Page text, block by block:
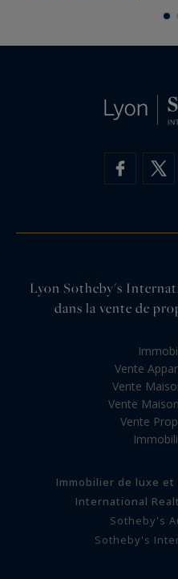
Lyon Sotheby's
dans la vente de
Vente
Vente
Vente
Vente
Immobilier de luxe
International
Sotheby's
Sotheby's